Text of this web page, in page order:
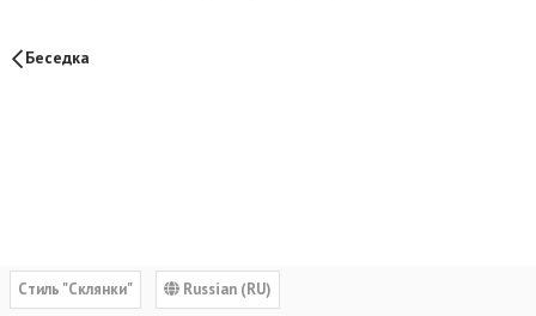
Беседка
Cтиль "Склянки" Russian (RU)